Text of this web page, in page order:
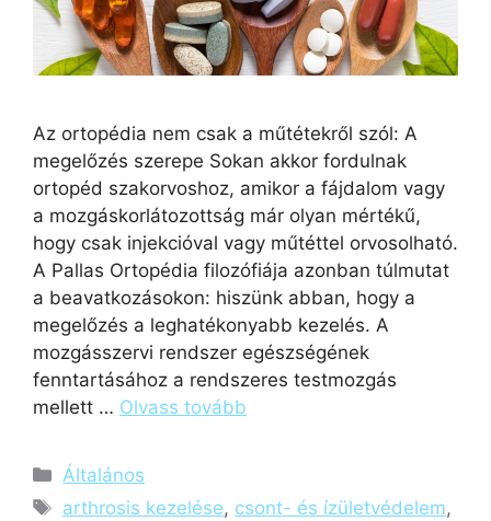
Az ortopédia nem csak a műtétekről szól: A
megelőzés szerepe Sokan akkor fordulnak
ortopéd szakorvoshoz, amikor a fájdalom vagy
a mozgáskorlátozottság már olyan mértékű,
hogy csak injekcióval vagy műtéttel orvosolható.
A Pallas Ortopédia filozófiája azonban túlmutat
a beavatkozásokon: hiszünk abban, hogy a
megelőzés a leghatékonyabb kezelés. A
mozgásszervi rendszer egészségének
fenntartásához a rendszeres testmozgás
mellett … Olvass tovább
Általános
arthrosis kezelése, csont- és ízületvédelem,